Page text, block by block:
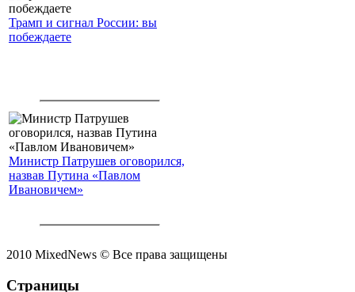
Трамп и сигнал России: вы
побеждаете
Министр Патрушев оговорился,
назвав Путина «Павлом
Ивановичем»
2010 MixedNews © Все права защищены
Страницы